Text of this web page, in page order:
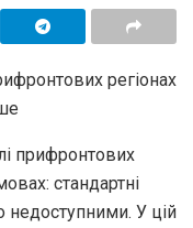
регіонах
прифронтових
стандартні
недоступними. У цій